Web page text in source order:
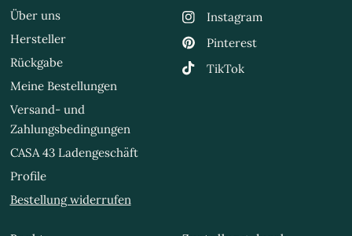
Über uns
Hersteller
Rückgabe
Meine Bestellungen
Versand- und
Zahlungsbedingungen
CASA 43 Ladengeschäft
Profile
Bestellung widerrufen
Instagram
Pinterest
TikTok